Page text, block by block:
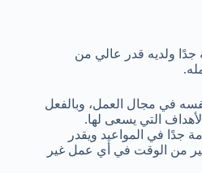
ولديه قدر عالي من
في مجال العمل، وبالفعل
التي يسعى لها.
جدًا في المواعيد ويقدر
من الوقت في أي عمل غير